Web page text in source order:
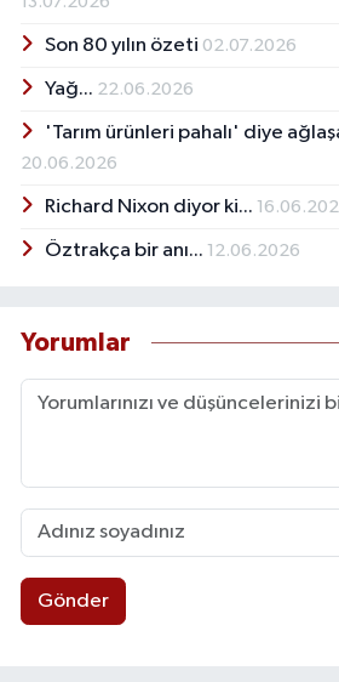
Son 80 yılın özeti 02.07.2026
Yağ... 22.06.2026
'Tarım ürünleri pahalı' diye
20.06.2026
Richard Nixon diyor ki...
Öztrakça bir anı... 12.06.2026
Yorumlar
Gönder